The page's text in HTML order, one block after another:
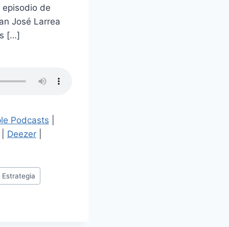
episodio de
José Larrea
[…]
Podcasts
Deezer
Estrategia